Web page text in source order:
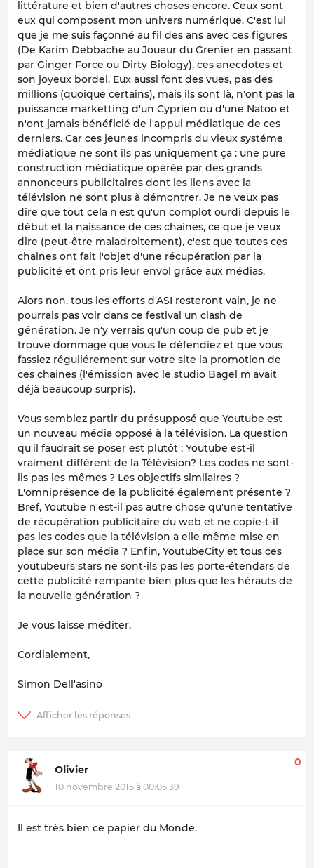
littérature et bien d'autres choses encore. Ceux sont
eux qui composent mon univers numérique. C'est lui
que je me suis façonné au fil des ans avec ces figures
(De Karim Debbache au Joueur du Grenier en passant
par Ginger Force ou Dirty Biology), ces anecdotes et
son joyeux bordel. Eux aussi font des vues, pas des
millions (quoique certains), mais ils sont là, n'ont pas la
puissance marketting d'un Cyprien ou d'une Natoo et
n'ont jamais bénéficié de l'appui médiatique de ces
derniers. Car ces jeunes incompris du vieux systéme
médiatique ne sont ils pas uniquement ça : une pure
construction médiatique opérée par des grands
annonceurs publicitaires dont les liens avec la
télévision ne sont plus à démontrer. Je ne veux pas
dire que tout cela n'est qu'un complot ourdi depuis le
début et la naissance de ces chaines, ce que je veux
dire (peut-être maladroitement), c'est que toutes ces
chaines ont fait l'objet d'une récupération par la
publicité et ont pris leur envol grâce aux médias.
Alors non, tous les efforts d'ASI resteront vain, je ne
pourrais pas voir dans ce festival un clash de
génération. Je n'y verrais qu'un coup de pub et je
trouve dommage que vous le défendiez et que vous
fassiez réguliérement sur votre site la promotion de
ces chaines (l'émission avec le studio Bagel m'avait
déjà beaucoup surpris).
Vous semblez partir du présupposé que Youtube est
un nouveau média opposé à la télévision. La question
qu'il faudrait se poser est plutôt : Youtube est-il
vraiment différent de la Télévision? Les codes ne sont-
ils pas les mêmes ? Les objectifs similaires ?
L'omniprésence de la publicité également présente ?
Bref, Youtube n'est-il pas autre chose qu'une tentative
de récupération publicitaire du web et ne copie-t-il
pas les codes que la télévision a elle même mise en
place sur son média ? Enfin, YoutubeCity et tous ces
youtubeurs stars ne sont-ils pas les porte-étendars de
cette publicité rempante bien plus que les hérauts de
la nouvelle génération ?
Je vous laisse méditer,
Cordialement,
Simon Dell'asino
Olivier
10 novembre 2015 à 00:05:39
0
Il est très bien ce papier du Monde.